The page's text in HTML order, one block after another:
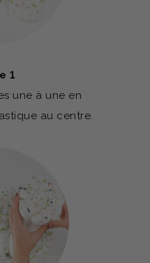
1
une à une en
au centre.